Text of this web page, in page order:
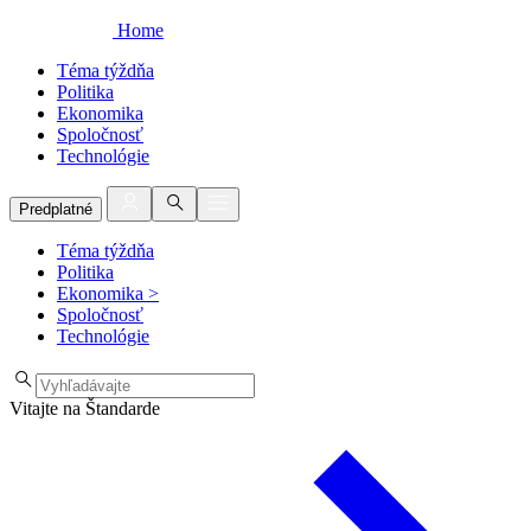
Home
Téma týždňa
Politika
Ekonomika
Spoločnosť
Technológie
Predplatné
Téma týždňa
Politika
Ekonomika >
Spoločnosť
Technológie
Vitajte na Štandarde